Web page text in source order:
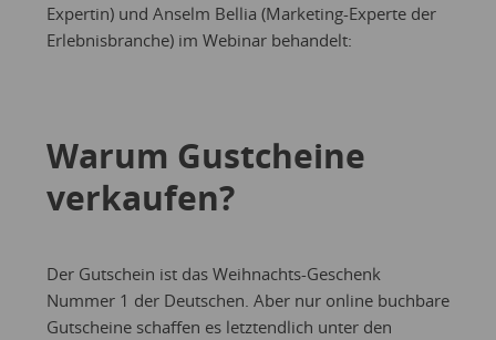
Expertin) und Anselm Bellia (Marketing-Experte der
Erlebnisbranche) im Webinar behandelt:
Warum Gustcheine
verkaufen?
Der Gutschein ist das Weihnachts-Geschenk
Nummer 1 der Deutschen. Aber nur online buchbare
Gutscheine schaffen es letztendlich unter den